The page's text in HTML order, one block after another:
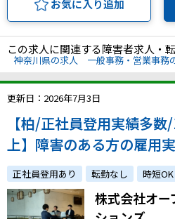
お気に入り追加
この求人に関連する障害者求人・
神奈川県の求人 一般事務・営業事務
更新日：2026年7月3日
【柏/正社員登用実績多
上】障害のある方の雇用
慮・フォロー体制で安心
誇りに思えるような組織
します！
正社員登用あり 転勤なし 時短OK
株式会社オー